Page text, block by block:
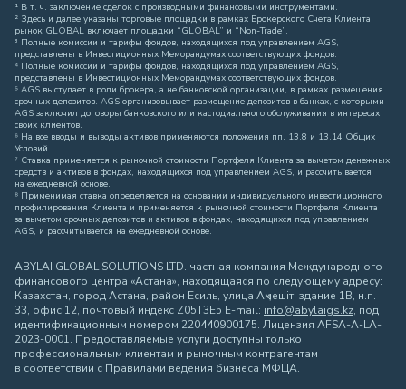
¹ В т. ч. заключение сделок с производными финансовыми инструментами.
² Здесь и далее указаны торговые площадки в рамках Брокерского Счета Клиента;
рынок GLOBAL включает площадки “GLOBAL” и “Non-Trade”.
³ Полные комиссии и тарифы фондов, находящихся под управлением AGS,
представлены в Инвестиционных Меморандумах соответствующих фондов.
⁴ Полные комиссии и тарифы фондов, находящихся под управлением AGS,
представлены в Инвестиционных Меморандумах соответствующих фондов.
⁵ AGS выступает в роли брокера, а не банковской организации, в рамках размещения
срочных депозитов. AGS организовывает размещение депозитов в банках, с которыми
AGS заключил договоры банковского или кастодиального обслуживания в интересах
своих клиентов.
⁶ На все вводы и выводы активов применяются положения пп. 13.8 и 13.14 Общих
Условий.
⁷ Ставка применяется к рыночной стоимости Портфеля Клиента за вычетом денежных
средств и активов в фондах, находящихся под управлением AGS, и рассчитывается
на ежедневной основе.
⁸ Применимая ставка определяется на основании индивидуального инвестиционного
профилирования Клиента и применяется к рыночной стоимости Портфеля Клиента
за вычетом срочных депозитов и активов в фондах, находящихся под управлением
AGS, и рассчитывается на ежедневной основе.
ABYLAI GLOBAL SOLUTIONS LTD. частная компания Международного
финансового центра «Астана», находящаяся по следующему адресу:
Казахстан, город Астана, район Есиль, улица Ақмешіт, здание 1В, н.п.
33, офис 12, почтовый индекс Z05T3E5 E-mail: info@abylaigs.kz, под
идентификационным номером 220440900175. Лицензия AFSA-A-LA-
2023-0001. Предоставляемые услуги доступны только
профессиональным клиентам и рыночным контрагентам
в соответствии с Правилами ведения бизнеса МФЦА.